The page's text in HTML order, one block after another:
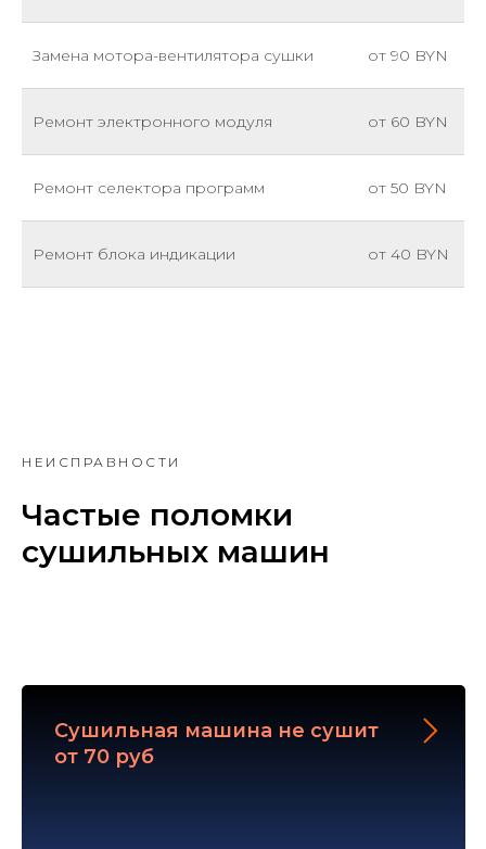
Замена мотора-вентилятора сушки от 90 BYN
Ремонт электронного модуля от 60 BYN
Ремонт селектора программ от 50 BYN
Ремонт блока индикации от 40 BYN
НЕИСПРАВНОСТИ
Частые поломки
сушильных машин
Сушильная машина не сушит
от 70 руб